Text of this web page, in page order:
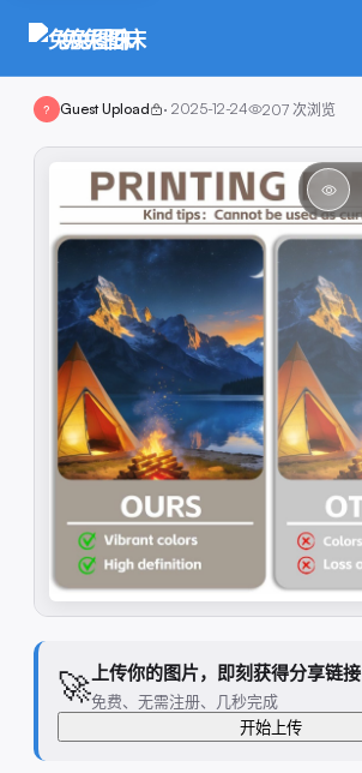
兔兔图床
? Guest Upload · 2025-12-24 207 次浏览
🚀上传你的图片，即刻获得分享链接
免费、无需注册、几秒完成
开始上传